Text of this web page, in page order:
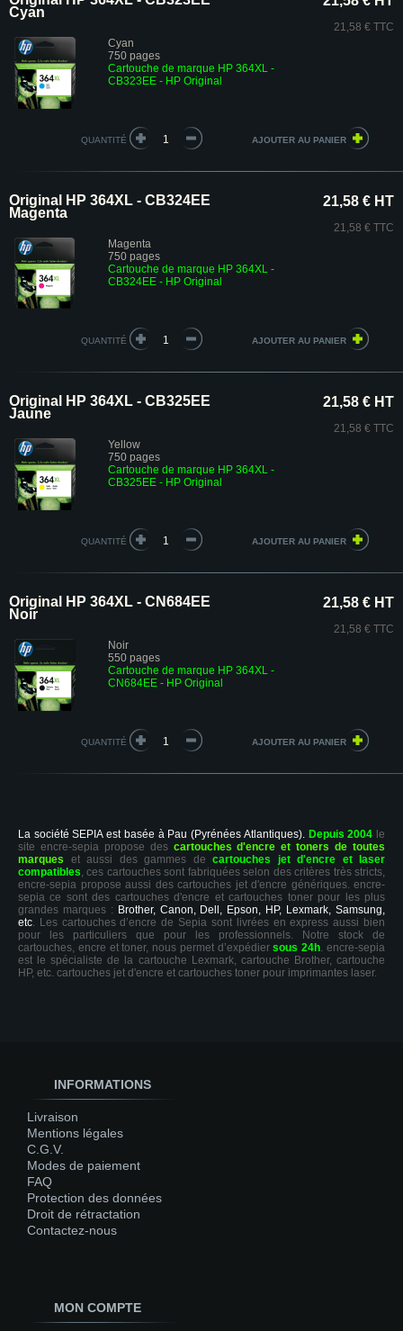
Cyan
Cyan
750 pages
Cartouche de marque HP 364XL -
CB323EE - HP Original
21,58 € TTC
QUANTITÉ
Original HP 364XL - CB324EE
Magenta
Magenta
750 pages
Cartouche de marque HP 364XL -
CB324EE - HP Original
21,58 € HT
21,58 € TTC
QUANTITÉ
Original HP 364XL - CB325EE
Jaune
Yellow
750 pages
Cartouche de marque HP 364XL -
CB325EE - HP Original
21,58 € HT
21,58 € TTC
QUANTITÉ
Original HP 364XL - CN684EE
Noir
Noir
550 pages
Cartouche de marque HP 364XL -
CN684EE - HP Original
21,58 € HT
21,58 € TTC
QUANTITÉ
La société SEPIA est basée à Pau (Pyrénées Atlantiques). Depuis 2004 le
site encre-sepia propose des cartouches d'encre et toners de toutes
marques et aussi des gammes de cartouches jet d'encre et laser
compatibles, ces cartouches sont fabriquées selon des critères très stricts,
encre-sepia propose aussi des cartouches jet d'encre génériques. encre-
sepia ce sont des cartouches d'encre et cartouches toner pour les plus
grandes marques : Brother, Canon, Dell, Epson, HP, Lexmark, Samsung,
etc. Les cartouches d’encre de Sepia sont livrées en express aussi bien
pour les particuliers que pour les professionnels. Notre stock de
cartouches, encre et toner, nous permet d’expédiersous 24h. encre-sepia
est le spécialiste de la cartouche Lexmark, cartouche Brother, cartouche
HP, etc. cartouches jet d'encre et cartouches toner pour imprimantes laser.
INFORMATIONS
Livraison
Mentions légales
C.G.V.
Modes de paiement
FAQ
Protection des données
Droit de rétractation
Contactez-nous
MON COMPTE